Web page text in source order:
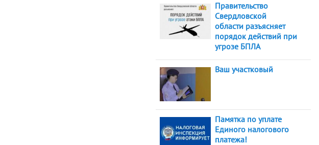
Правительство
Свердловской
области разъясняет
порядок действий при
угрозе БПЛА
Ваш участковый
Памятка по уплате
Единого налогового
платежа!